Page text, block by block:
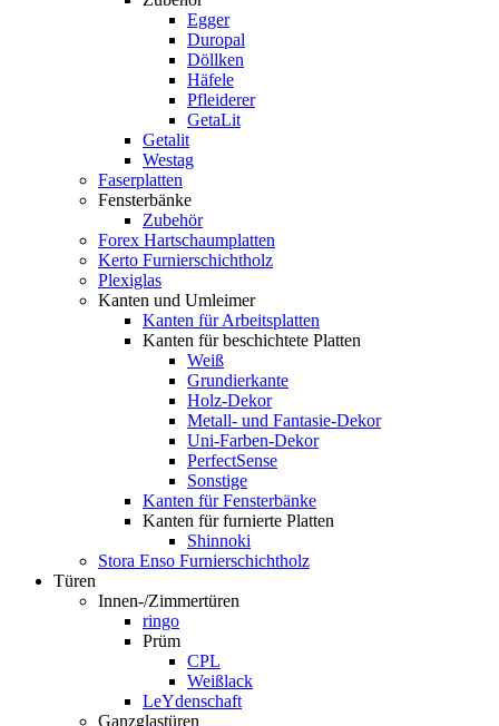
Egger
Duropal
Döllken
Häfele
Pfleiderer
GetaLit
Getalit
Westag
Faserplatten
Fensterbänke
Zubehör
Forex Hartschaumplatten
Kerto Furnierschichtholz
Plexiglas
Kanten und Umleimer
Kanten für Arbeitsplatten
Kanten für beschichtete Platten
Weiß
Grundierkante
Holz-Dekor
Metall- und Fantasie-Dekor
Uni-Farben-Dekor
PerfectSense
Sonstige
Kanten für Fensterbänke
Kanten für furnierte Platten
Shinnoki
Stora Enso Furnierschichtholz
Türen
Innen-/Zimmertüren
ringo
Prüm
CPL
Weißlack
LeYdenschaft
Ganzglastüren